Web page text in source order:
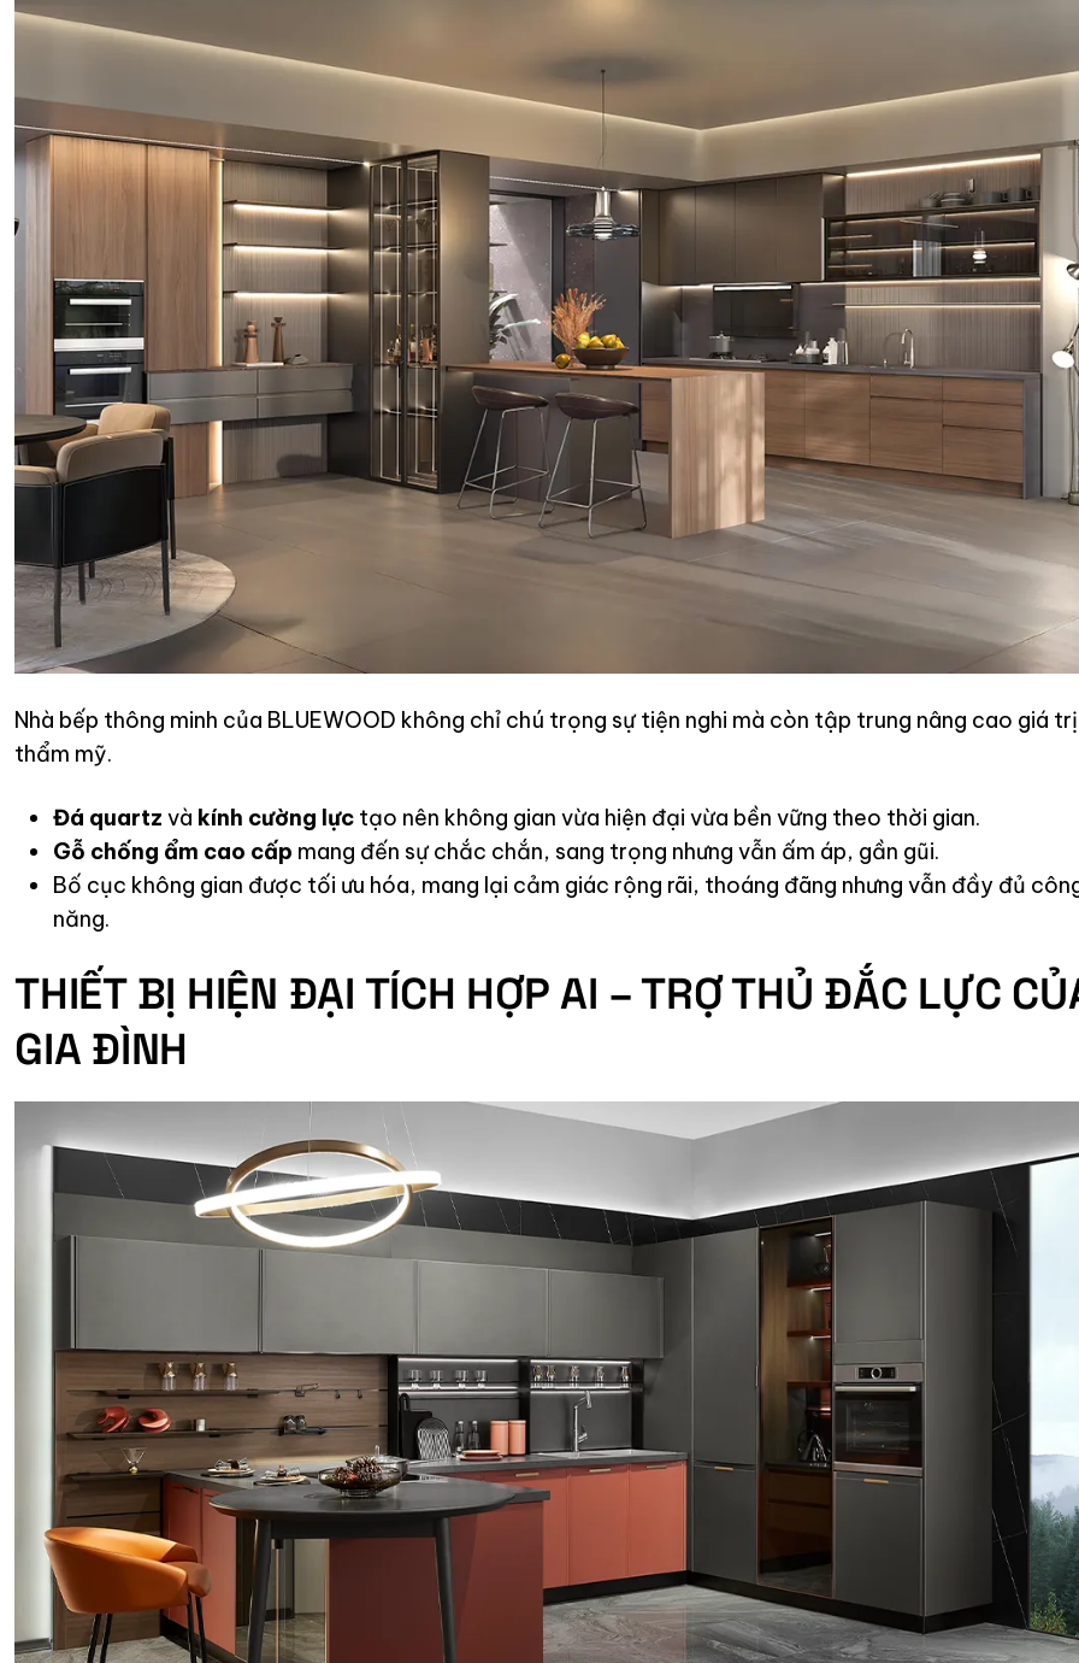
Nhà bếp thông minh của BLUEWOOD không chỉ chú trọng sự tiện nghi mà còn tập trung nâng cao giá trị
thẩm mỹ.
Đá quartz và kính cường lực tạo nên không gian vừa hiện đại vừa bền vững theo thời gian.
Gỗ chống ẩm cao cấp mang đến sự chắc chắn, sang trọng nhưng vẫn ấm áp, gần gũi.
Bố cục không gian được tối ưu hóa, mang lại cảm giác rộng rãi, thoáng đãng nhưng vẫn đầy đủ
năng.
THIẾT BỊ HIỆN ĐẠI TÍCH HỢP AI – TRỢ THỦ ĐẮC LỰC
GIA ĐÌNH